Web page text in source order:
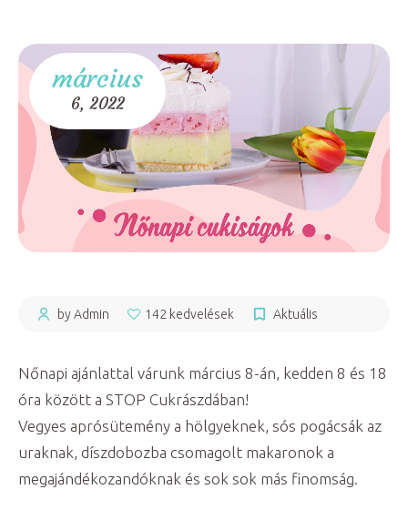
március
6, 2022
by Admin 142 kedvelések Aktuális
Nőnapi ajánlattal várunk március 8-án, kedden 8 és 18
óra között a STOP Cukrászdában!
Vegyes aprósütemény a hölgyeknek, sós pogácsák az
uraknak, díszdobozba csomagolt makaronok a
megajándékozandóknak és sok sok más finomság.